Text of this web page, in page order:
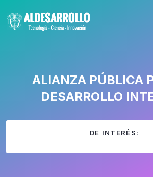
ALIANZA PÚBLICA
DESARROLLO
DE INTERÉS: